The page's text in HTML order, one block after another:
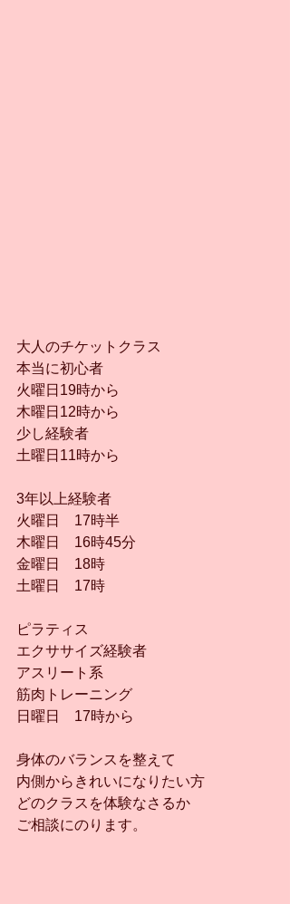
大人のチケットクラス
本当に初心者
火曜日19時から
木曜日12時から
少し経験者
土曜日11時から
3年以上経験者
火曜日　17時半
木曜日　16時45分
金曜日　18時
土曜日　17時
ピラティス
エクササイズ経験者
アスリート系
筋肉トレーニング
日曜日　17時から
身体のバランスを整えて
内側からきれいになりたい方
どのクラスを体験なさるか
ご相談にのります。